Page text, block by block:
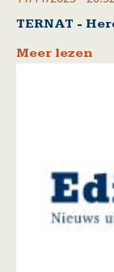
TERNAT -
Meer lezen